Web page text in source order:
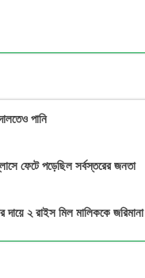
পানি
ফেটে পড়েছিল সর্বস্তরের জনতা
দায়ে ২ রাইস মিল মালিককে জরিমানা